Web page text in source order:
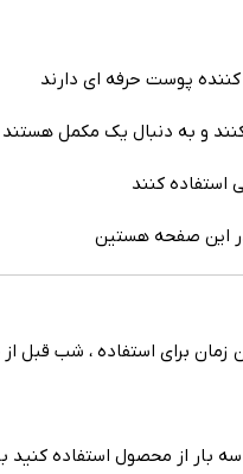
استفاده ، شب قبل از خواب
بار از محصول استفاده کنید